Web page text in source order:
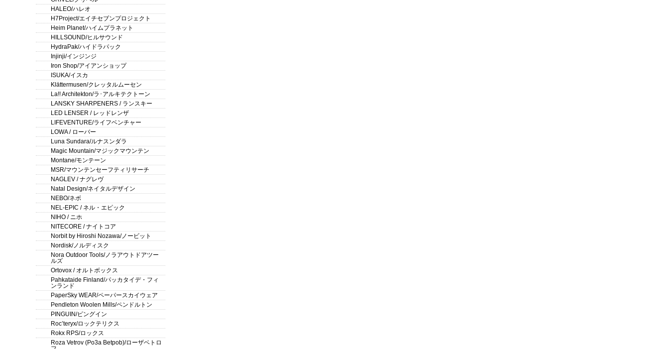
HALEO/ハレオ
H7Project/エイチセブンプロジェクト
Heim Planet/ハイムプラネット
HILLSOUND/ヒルサウンド
HydraPak/ハイドラパック
Injinji/インジンジ
Iron Shop/アイアンショップ
ISUKA/イスカ
Klättermusen/クレッタルムーセン
La!! Architekton/ラ･アルキテクトーン
LANSKY SHARPENERS / ランスキー
LED LENSER / レッドレンザ
LIFEVENTURE/ライフベンチャー
LOWA / ローバー
Luna Sundara/ルナスンダラ
Magic Mountain/マジックマウンテン
Montane/モンテーン
MSR/マウンテンセーフティリサーチ
NAGLEV / ナグレヴ
Natal Design/ネイタルデザイン
NEBO/ネボ
NEL-EPIC / ネル・エピック
NIHO / ニホ
NITECORE / ナイトコア
Norbit by Hiroshi Nozawa/ノービット
Nordisk/ノルディスク
Nora Outdoor Tools/ノラアウトドアツー
ルズ
Ortovox / オルトボックス
Pahkataide Finland/パッカタイデ・フィ
ンランド
PaperSky WEAR/ペーパースカイウェア
Pendleton Woolen Mills/ペンドルトン
PINGUIN/ピングイン
Roc’teryx/ロックテリクス
Rokx RPS/ロックス
Roza Vetrov (Po3a Betpob)/ローザベトロ